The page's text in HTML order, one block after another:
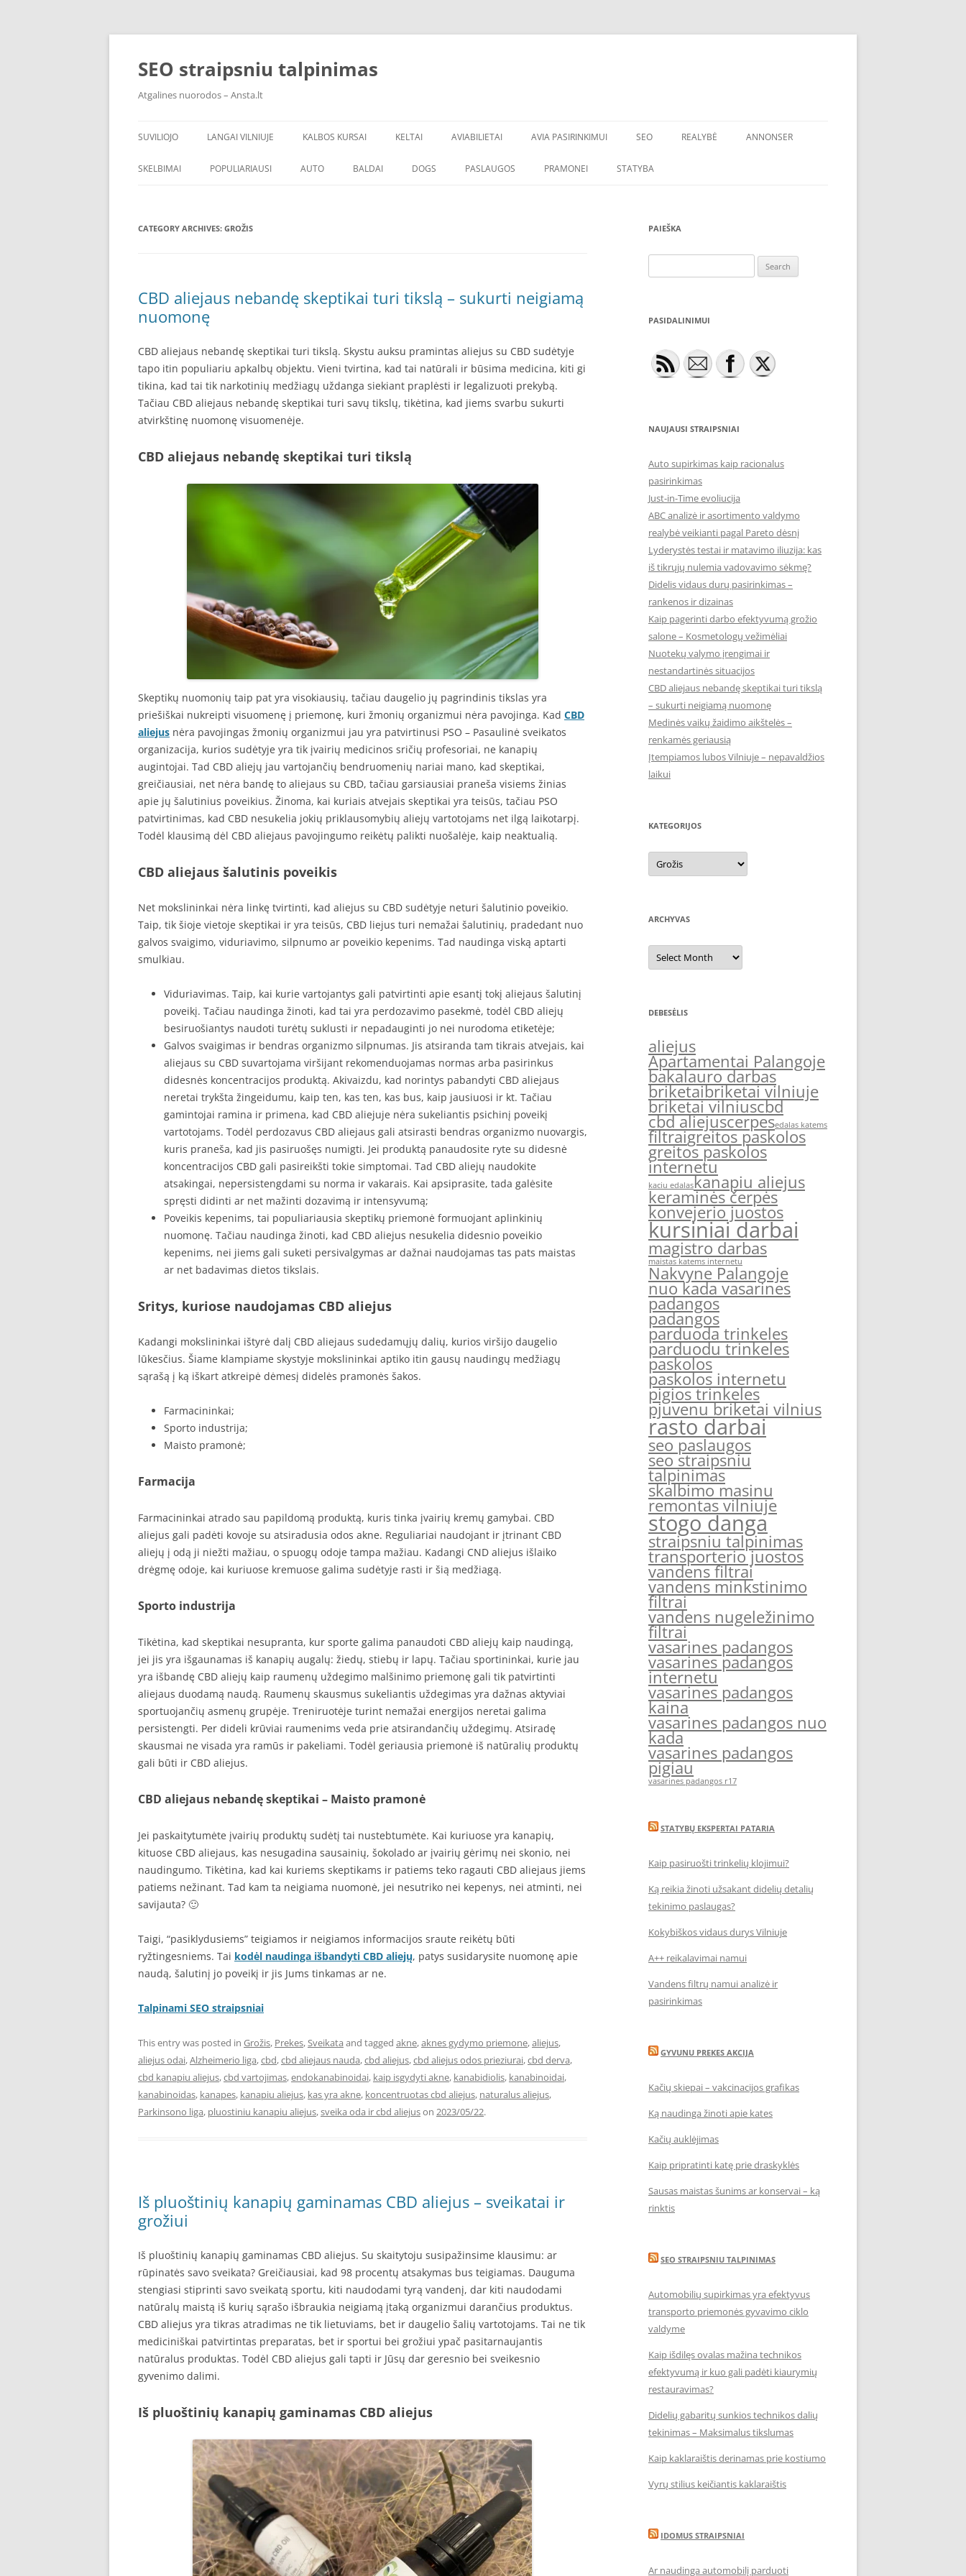
Skip
SEO straipsniu talpinimas
Atgalines nuorodos – Ansta.lt
SUVILIOJO LANGAI VILNIUJE KALBOS KURSAI KELTAI AVIABILIETAI AVIA PASIRINKIMUI SEO REALYBĖ ANNONSER
SKELBIMAI POPULIARIAUSI AUTO BALDAI DOGS PASLAUGOS PRAMONEI STATYBA
CATEGORY ARCHIVES: GROŽIS
CBD aliejaus nebandę skeptikai turi tikslą – sukurti neigiamą
nuomonę
CBD aliejaus nebandę skeptikai turi tikslą. Skystu auksu pramintas aliejus su CBD sudėtyje
tapo itin populiariu apkalbų objektu. Vieni tvirtina, kad tai natūrali ir būsima medicina, kiti gi
tikina, kad tai tik narkotinių medžiagų uždanga siekiant praplėsti ir legalizuoti prekybą.
Tačiau CBD aliejaus nebandę skeptikai turi savų tikslų, tikėtina, kad jiems svarbu sukurti
atvirkštinę nuomonę visuomenėje.
CBD aliejaus nebandę skeptikai turi tikslą
Skeptikų nuomonių taip pat yra visokiausių, tačiau daugelio jų pagrindinis tikslas yra
priešiškai nukreipti visuomenę į priemonę, kuri žmonių organizmui nėra pavojinga. Kad CBD
aliejus nėra pavojingas žmonių organizmui jau yra patvirtinusi PSO – Pasaulinė sveikatos
organizacija, kurios sudėtyje yra tik įvairių medicinos sričių profesoriai, ne kanapių
augintojai. Tad CBD aliejų jau vartojančių bendruomenių nariai mano, kad skeptikai,
greičiausiai, net nėra bandę to aliejaus su CBD, tačiau garsiausiai praneša visiems žinias
apie jų šalutinius poveikius. Žinoma, kai kuriais atvejais skeptikai yra teisūs, tačiau PSO
patvirtinimas, kad CBD nesukelia jokių priklausomybių aliejų vartotojams net ilgą laikotarpį.
Todėl klausimą dėl CBD aliejaus pavojingumo reikėtų palikti nuošalėje, kaip neaktualią.
CBD aliejaus šalutinis poveikis
Net mokslininkai nėra linkę tvirtinti, kad aliejus su CBD sudėtyje neturi šalutinio poveikio.
Taip, tik šioje vietoje skeptikai ir yra teisūs, CBD liejus turi nemažai šalutinių, pradedant nuo
galvos svaigimo, viduriavimo, silpnumo ar poveikio kepenims. Tad naudinga viską aptarti
smulkiau.
Viduriavimas. Taip, kai kurie vartojantys gali patvirtinti apie esantį tokį aliejaus šalutinį
poveikį. Tačiau naudinga žinoti, kad tai yra perdozavimo pasekmė, todėl CBD aliejų
besiruošiantys naudoti turėtų suklusti ir nepadauginti jo nei nurodoma etiketėje;
Galvos svaigimas ir bendras organizmo silpnumas. Jis atsiranda tam tikrais atvejais, kai
aliejaus su CBD suvartojama viršijant rekomenduojamas normas arba pasirinkus
didesnės koncentracijos produktą. Akivaizdu, kad norintys pabandyti CBD aliejaus
neretai trykšta žingeidumu, kaip ten, kas ten, kas bus, kaip jausiuosi ir kt. Tačiau
gamintojai ramina ir primena, kad CBD aliejuje nėra sukeliantis psichinį poveikį
vartotojams. Todėl perdozavus CBD aliejaus gali atsirasti bendras organizmo nuovargis,
kuris praneša, kad jis pasiruošęs numigti. Jei produktą panaudosite ryte su didesnė
koncentracijos CBD gali pasireikšti tokie simptomai. Tad CBD aliejų naudokite
atsakingai, nepersistengdami su norma ir vakarais. Kai apsiprasite, tada galėsite
spręsti didinti ar net mažinti dozavimą ir intensyvumą;
Poveikis kepenims, tai populiariausia skeptikų priemonė formuojant aplinkinių
nuomonę. Tačiau naudinga žinoti, kad CBD aliejus nesukelia didesnio poveikio
kepenims, nei jiems gali suketi persivalgymas ar dažnai naudojamas tas pats maistas
ar net badavimas dietos tikslais.
Sritys, kuriose naudojamas CBD aliejus
Kadangi mokslininkai ištyrė dalį CBD aliejaus sudedamųjų dalių, kurios viršijo daugelio
lūkesčius. Šiame klampiame skystyje mokslininkai aptiko itin gausų naudingų medžiagų
sąrašą į ką iškart atkreipė dėmesį didelės pramonės šakos.
Farmacininkai;
Sporto industrija;
Maisto pramonė;
Farmacija
Farmacininkai atrado sau papildomą produktą, kuris tinka įvairių kremų gamybai. CBD
aliejus gali padėti kovoje su atsiradusia odos akne. Reguliariai naudojant ir įtrinant CBD
aliejų į odą ji niežti mažiau, o spuogų odoje tampa mažiau. Kadangi CND aliejus išlaiko
drėgmę odoje, kai kuriuose kremuose galima sudėtyje rasti ir šią medžiagą.
Sporto industrija
Tikėtina, kad skeptikai nesupranta, kur sporte galima panaudoti CBD aliejų kaip naudingą,
jei jis yra išgaunamas iš kanapių augalų: žiedų, stiebų ir lapų. Tačiau sportininkai, kurie jau
yra išbandę CBD aliejų kaip raumenų uždegimo malšinimo priemonę gali tik patvirtinti
aliejaus duodamą naudą. Raumenų skausmus sukeliantis uždegimas yra dažnas aktyviai
sportuojančių asmenų grupėje. Treniruotėje turint nemažai energijos neretai galima
persistengti. Per dideli krūviai raumenims veda prie atsirandančių uždegimų. Atsiradę
skausmai ne visada yra ramūs ir pakeliami. Todėl geriausia priemonė iš natūralių produktų
gali būti ir CBD aliejus.
CBD aliejaus nebandę skeptikai – Maisto pramonė
Jei paskaitytumėte įvairių produktų sudėtį tai nustebtumėte. Kai kuriuose yra kanapių,
kituose CBD aliejaus, kas nesugadina sausainių, šokolado ar įvairių gėrimų nei skonio, nei
naudingumo. Tikėtina, kad kai kuriems skeptikams ir patiems teko ragauti CBD aliejaus jiems
patiems nežinant. Tad kam ta neigiama nuomonė, jei nesutriko nei kepenys, nei atminti, nei
savijauta? 🙂
Taigi, “pasiklydusiems” teigiamos ir neigiamos informacijos sraute reikėtų būti
ryžtingesniems. Tai kodėl naudinga išbandyti CBD aliejų, patys susidarysite nuomonę apie
naudą, šalutinį jo poveikį ir jis Jums tinkamas ar ne.
Talpinami SEO straipsniai
This entry was posted in Grožis, Prekes,Sveikata and tagged akne,aknes gydymo priemone,aliejus,
aliejus odai,Alzheimerio liga,cbd,cbd aliejaus nauda,cbd aliejus,cbd aliejus odos prieziurai,cbd derva,
cbd kanapiu aliejus,cbd vartojimas,endokanabinoidai, kaip isgydyti akne, kanabidiolis, kanabinoidai,
kanabinoidas, kanapes, kanapiu aliejus, kas yra akne, koncentruotas cbd aliejus, naturalus aliejus,
Parkinsono liga, pluostiniu kanapiu aliejus,sveika oda ir cbd aliejuson 2023/05/22.
Iš pluoštinių kanapių gaminamas CBD aliejus – sveikatai ir
grožiui
Iš pluoštinių kanapių gaminamas CBD aliejus. Su skaitytoju susipažinsime klausimu: ar
rūpinatės savo sveikata? Greičiausiai, kad 98 procentų atsakymas bus teigiamas. Dauguma
stengiasi stiprinti savo sveikatą sportu, kiti naudodami tyrą vandenį, dar kiti naudodami
natūralų maistą iš kurių sąrašo išbraukia neigiamą įtaką organizmui darančius produktus.
CBD aliejus yra tikras atradimas ne tik lietuviams, bet ir daugelio šalių vartotojams. Tai ne tik
mediciniškai patvirtintas preparatas, bet ir sportui bei grožiui ypač pasitarnaujantis
natūralus produktas. Todėl CBD aliejus gali tapti ir Jūsų dar geresnio bei sveikesnio
gyvenimo dalimi.
Iš pluoštinių kanapių gaminamas CBD aliejus
PAIEŠKA
for:
PASIDALINIMUI
NAUJAUSI STRAIPSNIAI
Auto supirkimas kaip racionalus
pasirinkimas
Just-in-Time evoliucija
ABC analizė ir asortimento valdymo
realybė veikianti pagal Pareto dėsnį
Lyderystės testai ir matavimo iliuzija: kas
iš tikrųjų nulemia vadovavimo sėkmę?
Didelis vidaus durų pasirinkimas –
rankenos ir dizainas
Kaip pagerinti darbo efektyvumą grožio
salone – Kosmetologų vežimėliai
Nuotekų valymo įrengimai ir
nestandartinės situacijos
CBD aliejaus nebandę skeptikai turi tikslą
– sukurti neigiamą nuomonę
Medinės vaikų žaidimo aikštelės –
renkamės geriausią
Įtempiamos lubos Vilniuje – nepavaldžios
laikui
KATEGORIJOS
Kategorijos
ARCHYVAS
Archyvas
DEBESĖLIS
aliejus
Apartamentai Palangoje
bakalauro darbas
briketaibriketai vilniuje
briketai vilniuscbd
cbd aliejuscerpesedalas katems
filtraigreitos paskolos
greitos paskolos
internetu
kaciu edalaskanapiu aliejus
keraminės čerpės
konvejerio juostos
kursiniai darbai
magistro darbas
maistas katems internetu
Nakvyne Palangoje
nuo kada vasarines
padangos
padangos
parduoda trinkeles
parduodu trinkeles
paskolos
paskolos internetu
pigios trinkeles
pjuvenu briketai vilnius
rasto darbai
seo paslaugos
seo straipsniu
talpinimas
skalbimo masinu
remontas vilniuje
stogo danga
straipsniu talpinimas
transporterio juostos
vandens filtrai
vandens minkstinimo
filtrai
vandens nugeležinimo
filtrai
vasarines padangos
vasarines padangos
internetu
vasarines padangos
kaina
vasarines padangos nuo
kada
vasarines padangos
pigiau
vasarines padangos r17
STATYBŲ EKSPERTAI PATARIA
Kaip pasiruošti trinkelių klojimui?
Ką reikia žinoti užsakant didelių detalių
tekinimo paslaugas?
Kokybiškos vidaus durys Vilniuje
A++ reikalavimai namui
Vandens filtrų namui analizė ir
pasirinkimas
GYVUNU PREKES AKCIJA
Kačių skiepai – vakcinacijos grafikas
Ką naudinga žinoti apie kates
Kačių auklėjimas
Kaip pripratinti katę prie draskyklės
Sausas maistas šunims ar konservai – ką
rinktis
SEO STRAIPSNIU TALPINIMAS
Automobilių supirkimas yra efektyvus
transporto priemonės gyvavimo ciklo
valdyme
Kaip išdilęs ovalas mažina technikos
efektyvumą ir kuo gali padėti kiaurymių
restauravimas?
Didelių gabaritų sunkios technikos dalių
tekinimas – Maksimalus tikslumas
Kaip kaklaraištis derinamas prie kostiumo
Vyrų stilius keičiantis kaklaraištis
IDOMUS STRAIPSNIAI
Ar naudinga automobilį parduoti